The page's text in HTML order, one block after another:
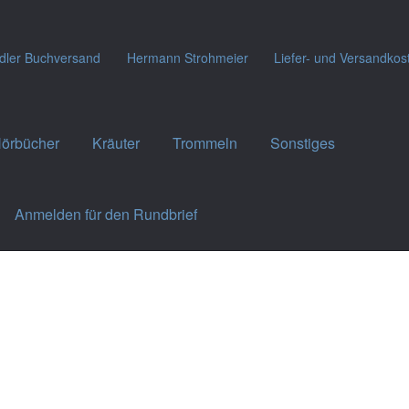
Buchversand Hermann Strohmeier Liefer- und
Kräuter Trommeln Sonstiges
Anmelden für den Rundbrief